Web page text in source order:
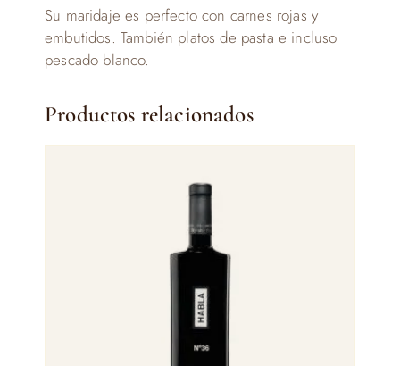
Su maridaje es perfecto con carnes rojas y
embutidos. También platos de pasta e incluso
pescado blanco.
Productos relacionados